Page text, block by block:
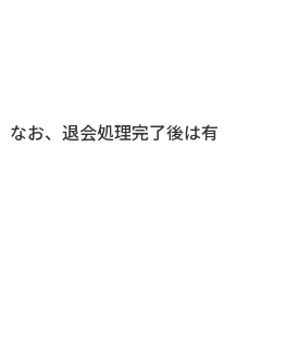
なお、退会処理完了後は有